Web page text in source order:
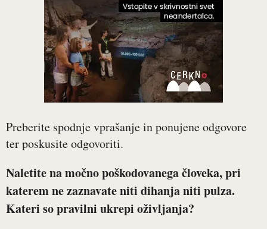
Preberite spodnje vprašanje in ponujene odgovore
ter poskusite odgovoriti.
Naletite na močno poškodovanega človeka, pri
katerem ne zaznavate niti dihanja niti pulza.
Kateri so pravilni ukrepi oživljanja?